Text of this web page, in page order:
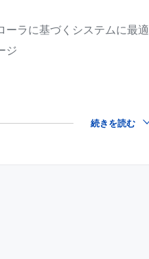
ーラに基づくシステムに最適
ジ
続きを読む